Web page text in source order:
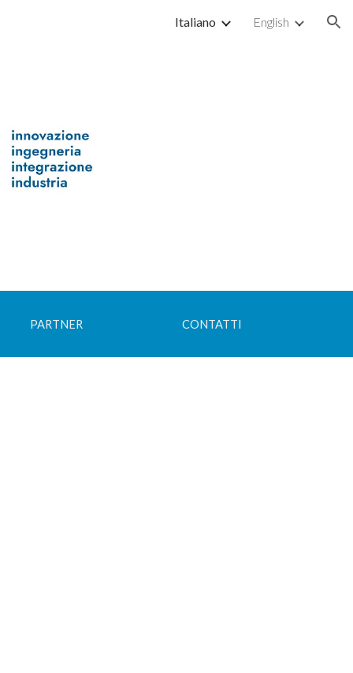
Italiano English
PARTNER CONTATTI